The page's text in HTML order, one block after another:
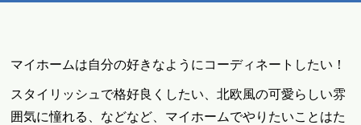
マイホームは自分の好きなようにコーディネートしたい！
スタイリッシュで格好良くしたい、北欧風の可愛らしい雰
囲気に憧れる、などなど、マイホームでやりたいことはた